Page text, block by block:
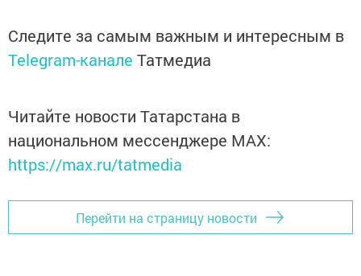
Следите за самым важным и интересным в
Telegram-канале Татмедиа
Читайте новости Татарстана в
национальном мессенджере MАХ:
https://max.ru/tatmedia
Перейти на страницу новости